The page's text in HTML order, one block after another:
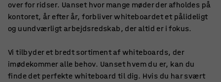
over for ridser. Uanset hvor mange møder der afholdes på
kontoret, år efter år, forbliver whiteboardet et pålideligt
og uundværligt arbejdsredskab, der altid er i fokus.
Vi tilbyder et bredt sortiment af whiteboards, der
imødekommer alle behov. Uanset hvem du er, kan du
finde det perfekte whiteboard til dig. Hvis du har svært